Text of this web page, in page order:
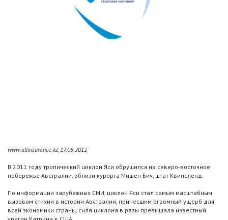
www.allinsurance.kz, 17.05.2012
В 2011 году тропический циклон Яси обрушился на северо-восточное
побережье Австралии, вблизи курорта Мишен Бич, штат Квинсленд.
По информации зарубежных СМИ, циклон Яси стал самым масштабным
вызовом стихии в истории Австралии, принесшим огромный ущерб для
всей экономики страны, сила циклона в разы превышала известный